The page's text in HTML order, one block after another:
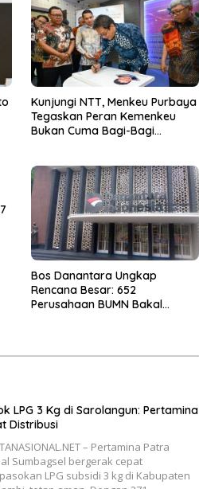
Kunjungi NTT, Menkeu Purbaya
Tegaskan Peran Kemenkeu
Bukan Cuma Bagi-Bagi
Bos Danantara Ungkap
Rencana Besar: 652
Perusahaan BUMN Bakal
LPG 3 Kg di Sarolangun: Pertamina
Distribusi
– Pertamina Patra
Sumbagsel bergerak cepat
LPG subsidi 3 kg di Kabupaten